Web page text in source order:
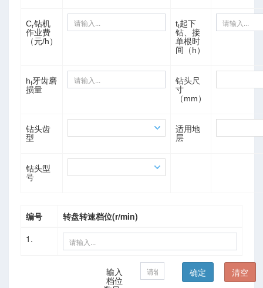
Cr钻机
作业费
（元/h）
tt起下
钻、接
单根时
间（h）
hf牙齿磨
损量
钻头尺
寸
（mm）
钻头齿
型
适用地
层
钻头型
号
编号
转盘转速档位(r/min)
1.
输入
档位